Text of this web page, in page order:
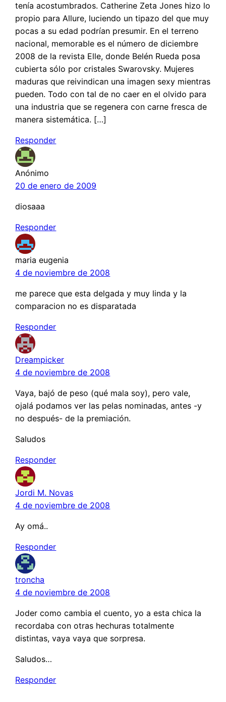
tenía acostumbrados. Catherine Zeta Jones hizo lo
propio para Allure, luciendo un tipazo del que muy
pocas a su edad podrían presumir. En el terreno
nacional, memorable es el número de diciembre
2008 de la revista Elle, donde Belén Rueda posa
cubierta sólo por cristales Swarovsky. Mujeres
maduras que reivindican una imagen sexy mientras
pueden. Todo con tal de no caer en el olvido para
una industria que se regenera con carne fresca de
manera sistemática. […]
Responder
Anónimo
20 de enero de 2009
diosaaa
Responder
maria eugenia
4 de noviembre de 2008
me parece que esta delgada y muy linda y la
comparacion no es disparatada
Responder
Dreampicker
4 de noviembre de 2008
Vaya, bajó de peso (qué mala soy), pero vale,
ojalá podamos ver las pelas nominadas, antes -y
no después- de la premiación.
Saludos
Responder
Jordi M. Novas
4 de noviembre de 2008
Ay omá..
Responder
troncha
4 de noviembre de 2008
Joder como cambia el cuento, yo a esta chica la
recordaba con otras hechuras totalmente
distintas, vaya vaya que sorpresa.
Saludos…
Responder